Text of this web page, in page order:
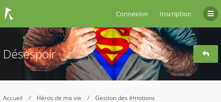
Connexion Inscription
Désespoir
Accueil Héros de ma vie Gestion des émotions